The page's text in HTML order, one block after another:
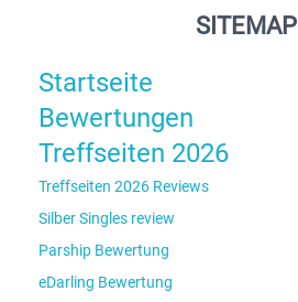
SITEMAP
Startseite
Bewertungen
Treffseiten 2026
Treffseiten 2026 Reviews
Silber Singles review
Parship Bewertung
eDarling Bewertung